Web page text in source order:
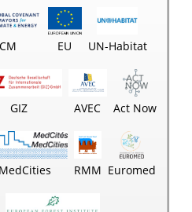
UN-Habitat
EU
Act Now
AVEC
GIZ
Euromed
RMM
MedCities